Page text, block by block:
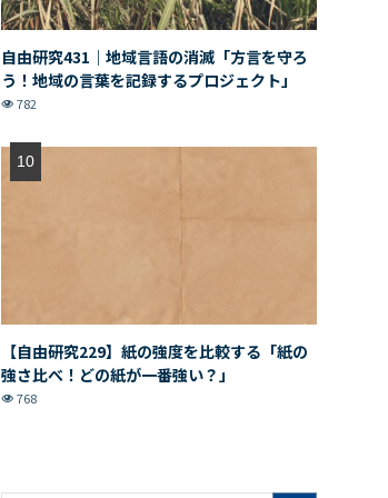
自由研究431｜地域言語の消滅「方言を守ろ
う！地域の言葉を記録するプロジェクト」
782
【自由研究229】紙の強度を比較する「紙の
強さ比べ！どの紙が一番強い？」
768